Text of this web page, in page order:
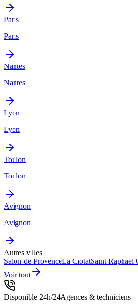
Paris
Paris
Nantes
Nantes
Lyon
Lyon
Toulon
Toulon
Avignon
Avignon
Autres villes
Salon-de-ProvenceLa CiotatSaint-Raphaël
Voir tout
Disponible 24h/24Agences & techniciens